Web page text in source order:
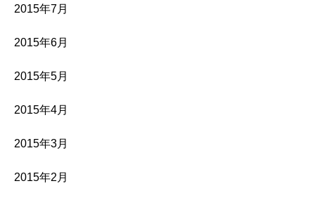
2015年7月
2015年6月
2015年5月
2015年4月
2015年3月
2015年2月